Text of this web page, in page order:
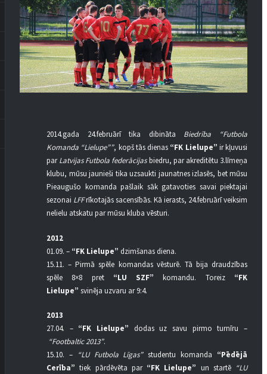
2014.gada 24.februārī tika dibināta Biedrība “Futbola
Komanda “Lielupe””, kopš tās dienas “FK Lielupe” ir kļuvusi
parLatvijas Futbola federācijasbiedru, par akreditētu 3.līmeņa
klubu, mūsu jaunieši tika uzsaukti jaunatnes izlasēs, bet mūsu
Pieaugušo komanda pašlaik sāk gatavoties savai piektajai
sezonai LFFrīkotajās sacensībās. Kā ierasts, 24.februārī veiksim
nelielu atskatu par mūsu kluba vēsturi.
2012
01.09. – “FK Lielupe” dzimšanas diena.
15.11. – Pirmā spēle komandas vēsturē. Tā bija draudzības
spēle 8×8 pret “LU SZF” komandu. Toreiz “FK
Lielupe” svinēja uzvaru ar 9:4.
2013
27.04. – “FK Lielupe” dodas uz savu pirmo turnīru –
“Footbaltic 2013”.
15.10. – “LU Futbola Līgas”studentu komanda “Pēdējā
Cerība” tiek pārdēvēta par “FK Lielupe” un startē “LU